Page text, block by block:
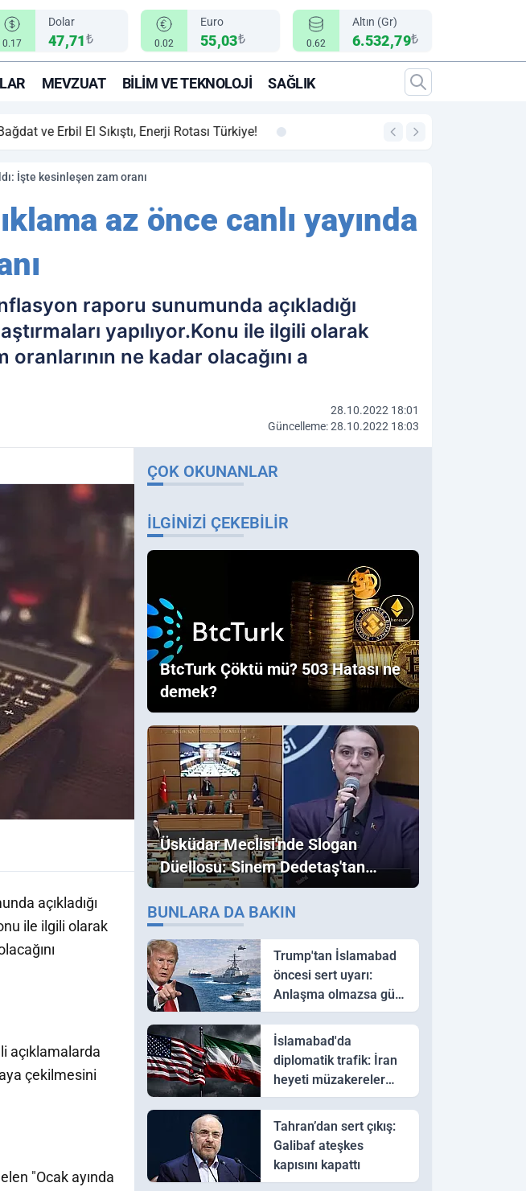
0.17
Dolar
47,71₺ 0.02
Euro
55,03₺ 0.62
Altın (Gr)
6.532,79₺
MEVZUAT BILIM VE TEKNOLOJI SAĞLIK
Enerji Rotası Türkiye! 00:12
İşte kesinleşen zam oranı
az önce canlı yayında
raporu sunumunda açıkladığı
yapılıyor.Konu ile ilgili olarak
ne kadar olacağını a
28.10.2022 18:01
Güncelleme: 28.10.2022 18:03
açıkladığı
ile ilgili olarak
açıklamalarda
çekilmesini
"Ocak ayında
ÇOK OKUNANLAR
İLGINIZI ÇEKEBILIR
BtcTurk Çöktü mü? 503 Hatası ne
demek?
Üsküdar Meclisi'nde Slogan
Düellosu: Sinem Dedetaş'tan
Ezber Bozan "Erdoğan" ve
"İmamoğlu" Çıkışı!
BUNLARA DA BAKIN
Trump'tan İslamabad
öncesi sert uyarı:
Anlaşma olmazsa güç
kullanırız
İslamabad'da
diplomatik trafik: İran
heyeti müzakereler
için Pakistan'a ulaştı
Tahran’dan sert çıkış:
Galibaf ateşkes
kapısını kapattı